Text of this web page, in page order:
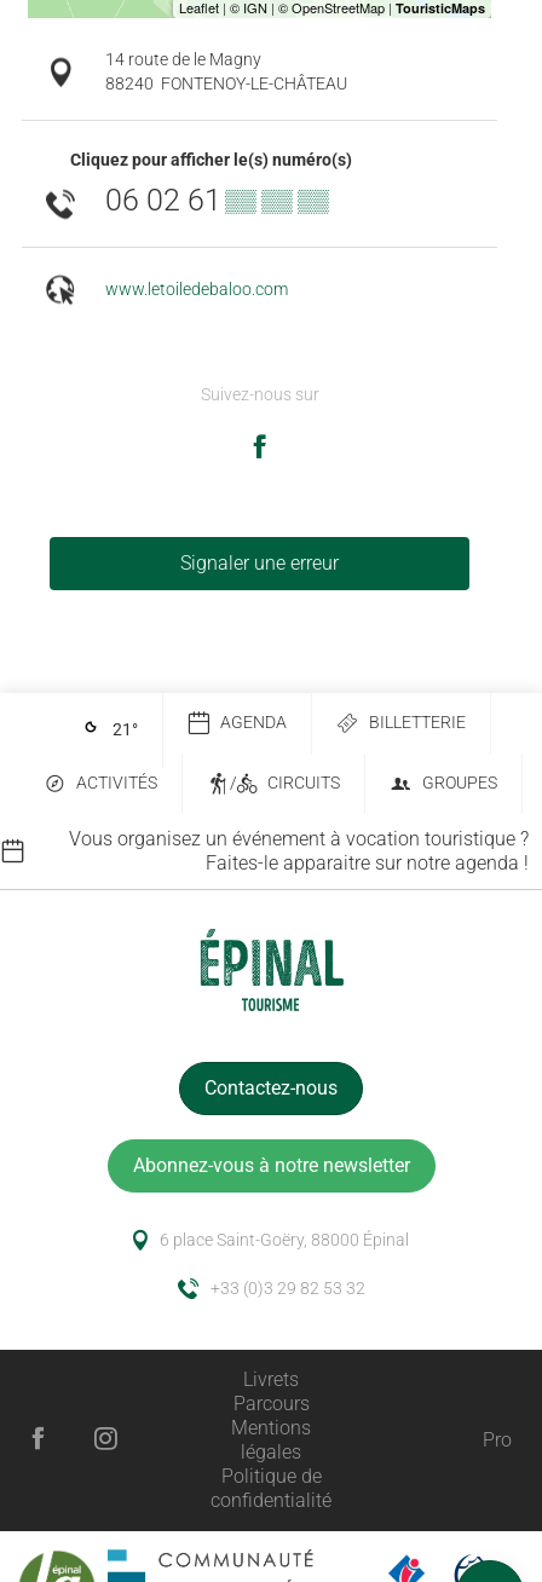
Ouvertures
Avis
14 route de le Magny
88240 FONTENOY-LE-CHÂTEAU
Cliquez pour afficher le(s) numéro(s)
06 02 61 ▒▒ ▒▒ ▒▒
www.letoiledebaloo.com
Suivez-nous sur
Signaler une erreur
21 ° AGENDA BILLETTERIE
ACTIVITÉS / CIRCUITS GROUPES
Vous organisez un événement à vocation touristique ?
Faites-le apparaitre sur notre agenda !
Contactez-nous
Abonnez-vous à notre newsletter
6 place Saint-Goëry, 88000 Épinal
+33 (0)3 29 82 53 32
Livrets
Parcours
Mentions
légales
Politique de
confidentialité
Pro